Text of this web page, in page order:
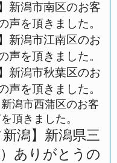
新潟市南区のお客
声を頂きました。
新潟市江南区のお
声を頂きました。
新潟市秋葉区のお
声を頂きました。
潟市西蒲区のお客
頂きました。
潟】新潟県三
ありがとうの